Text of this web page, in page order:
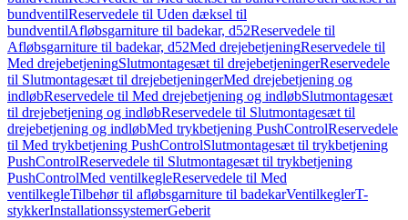
bundventilReservedele til Uden dæksel til
bundventilAfløbsgarniture til badekar, d52Reservedele til
Afløbsgarniture til badekar, d52Med drejebetjeningReservedele til
Med drejebetjeningSlutmontagesæt til drejebetjeningerReservedele
til Slutmontagesæt til drejebetjeningerMed drejebetjening og
indløbReservedele til Med drejebetjening og indløbSlutmontagesæt
til drejebetjening og indløbReservedele til Slutmontagesæt til
drejebetjening og indløbMed trykbetjening PushControlReservedele
til Med trykbetjening PushControlSlutmontagesæt til trykbetjening
PushControlReservedele til Slutmontagesæt til trykbetjening
PushControlMed ventilkegleReservedele til Med
ventilkegleTilbehør til afløbsgarniture til badekarVentilkeglerT-
stykkerInstallationssystemerGeberit